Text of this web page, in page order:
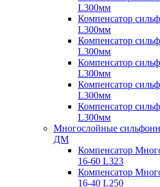
L300мм
Компенсатор
L300мм
Компенсатор
L300мм
Компенсатор
L300мм
Компенсатор
L300мм
Компенсатор
L300мм
Многослойные
ДМ
Компенсатор
16-60 L323
Компенсатор
16-40 L250